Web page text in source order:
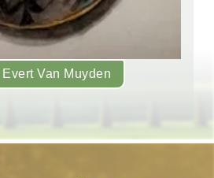
Van Muyden